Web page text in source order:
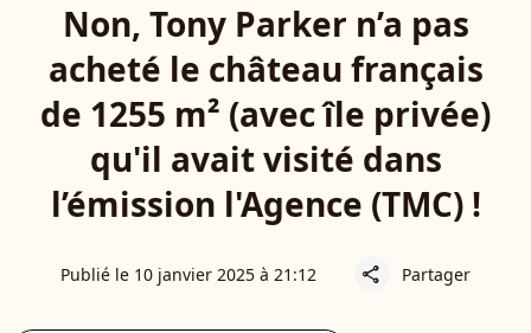
Non, Tony Parker n’a pas
acheté le château français
de 1255 m² (avec île privée)
qu'il avait visité dans
l’émission l'Agence (TMC) !
Publié le 10 janvier 2025 à 21:12 share Partager